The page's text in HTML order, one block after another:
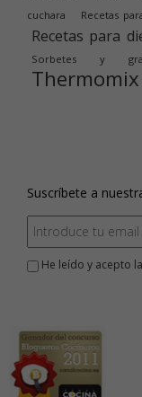
cuchara
Recetas
Recetas para
Sorbetes y
Thermomix
Suscríbete a
He leído y acepto la